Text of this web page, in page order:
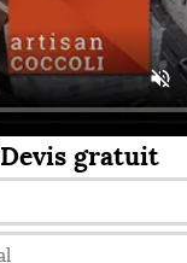
Devis gratuit